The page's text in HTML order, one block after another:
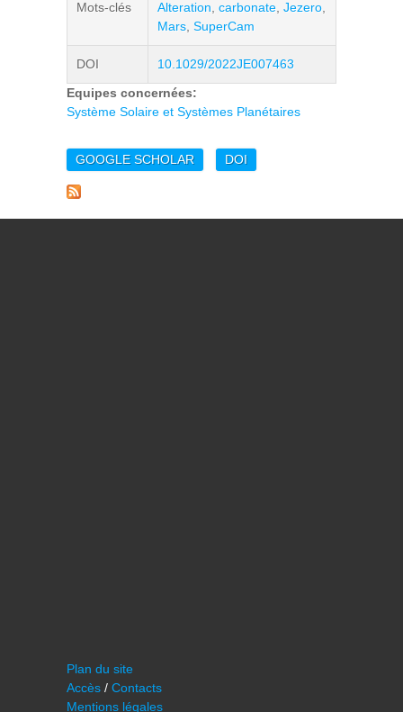
Mots-clés Alteration carbonate Jezero
Mars SuperCam
DOI
10.1029/2022JE007463
Equipes concernées:
Système Solaire et Systèmes Planétaires
GOOGLE SCHOLAR DOI
Plan du site
Accès / Contacts
Mentions légales